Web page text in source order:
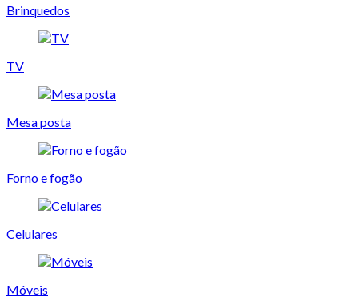
Brinquedos
TV
Mesa posta
Forno e fogão
Celulares
Móveis